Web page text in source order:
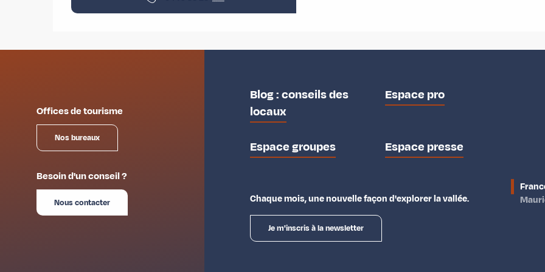
Offices de tourisme
Nos bureaux
Besoin d'un conseil ?
Nous contacter
Blog : conseils des
locaux
Espace pro
Espace groupes Espace presse
Chaque mois, une nouvelle façon d'explorer la vallée.
Je m'inscris à la newsletter